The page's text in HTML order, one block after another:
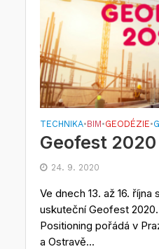
TECHNIKA•BIM•GEODÉZIE•
Geofest
24. 9. 2020
Ve dnech 13. až 16.
uskuteční Geofest
Positioning pořádá v
a Ostravě...